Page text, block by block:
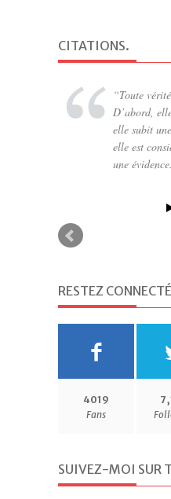
CITATIONS.
Toute
D’abord,
elle subit
elle est
une
RESTEZ CONNECTÉ
4019
Fans
SUIVEZ-MOI SUR